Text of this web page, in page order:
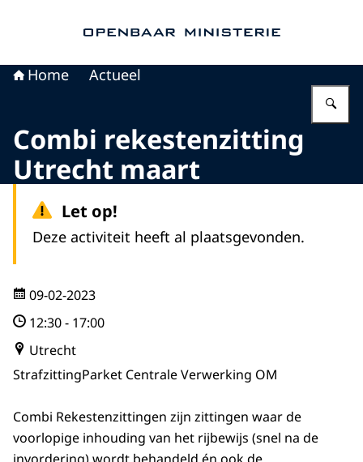
Home Actueel
Combi rekestenzitting
Utrecht maart
Let op!
Deze activiteit heeft al plaatsgevonden.
09-02-2023
12:30- 17:00
Utrecht
StrafzittingParket Centrale Verwerking OM
Combi Rekestenzittingen zijn zittingen waar de
voorlopige inhouding van het rijbewijs (snel na de